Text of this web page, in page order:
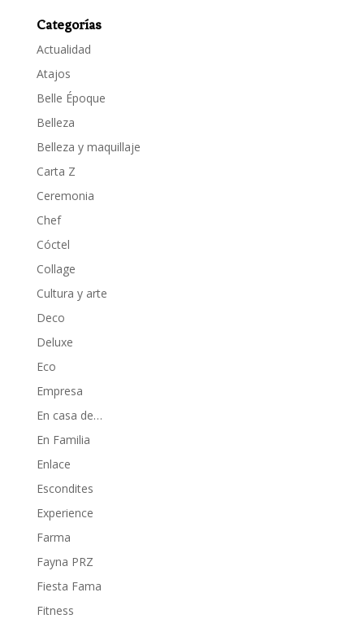
Categorías
Actualidad
Atajos
Belle Époque
Belleza
Belleza y maquillaje
Carta Z
Ceremonia
Chef
Cóctel
Collage
Cultura y arte
Deco
Deluxe
Eco
Empresa
En casa de…
En Familia
Enlace
Escondites
Experience
Farma
Fayna PRZ
Fiesta Fama
Fitness